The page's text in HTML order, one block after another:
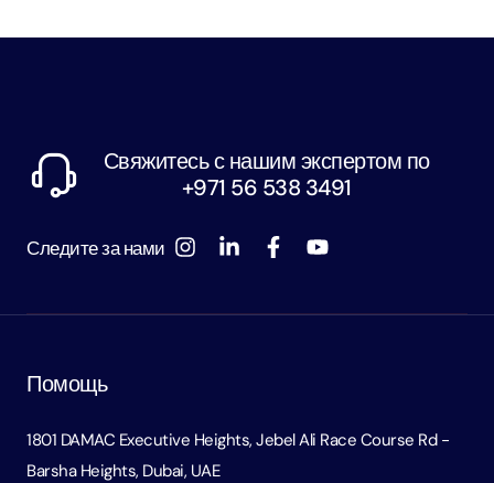
Свяжитесь с нашим экспертом по
+971 56 538 3491
Следите за нами
Помощь
1801 DAMAC Executive Heights, Jebel Ali Race Course Rd -
Barsha Heights, Dubai, UAE